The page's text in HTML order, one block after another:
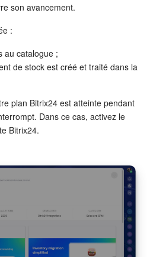
son avancement.
:
au catalogue ;
de stock est créé et traité dans la
plan Bitrix24 est atteinte pendant
Dans ce cas, activez le
Bitrix24.